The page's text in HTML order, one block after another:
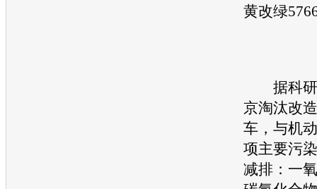
黄改绿
据科研
京淘汰改
车，与机
项主要污
减排：一